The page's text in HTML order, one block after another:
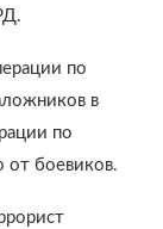
по
в
по
от боевиков.